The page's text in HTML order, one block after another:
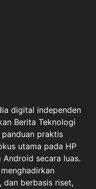
digital independen
Berita Teknologi
praktis
utama pada HP
secara luas.
dan berbasis riset,